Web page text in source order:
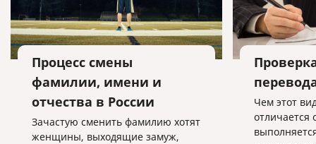
Процесс смены
фамилии, имени и
отчества в России
Зачастую сменить фамилию хотят
женщины, выходящие замуж,
Чем этот
отличается